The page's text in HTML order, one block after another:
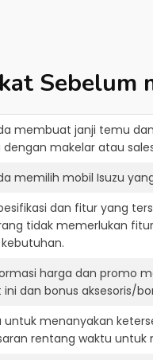
Sebelum
membuat janji temu
dengan makelar atau
memilih mobil Isuzu
dan fitur yang
tidak memerlukan
harga dan promo
dan bonus aksesoris/
untuk menanyakan
rentang waktu